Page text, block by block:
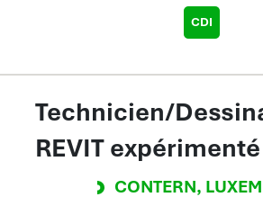
CDI
Technicien/
REVIT expérimenté
CONTERN,